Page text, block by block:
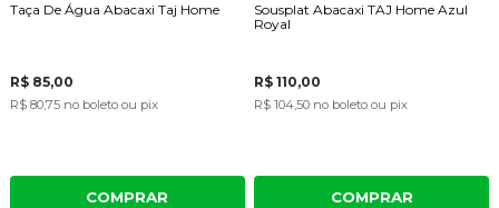
Taça De Água Abacaxi Taj Home
R$ 85,00
R$ 80,75 no boleto ou pix
COMPRAR
Sousplat Abacaxi TAJ Home Azul
Royal
R$ 110,00
R$ 104,50 no boleto ou pix
COMPRAR